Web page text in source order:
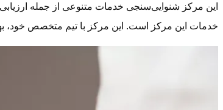
این مرکز شنوایی‌سنجی خدمات متنوعی از جمله
خدمات این مرکز است. این مرکز با تیم متخصص خود،